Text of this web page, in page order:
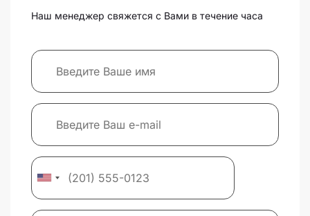
Наш менеджер свяжется с Вами в течение часа